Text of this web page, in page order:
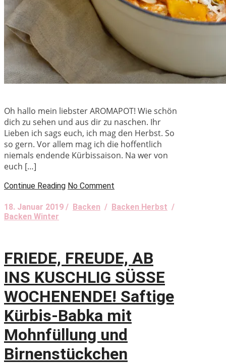
Oh hallo mein liebster AROMAPOT! Wie schön
dich zu sehen und aus dir zu naschen. Ihr
Lieben ich sags euch, ich mag den Herbst. So
so gern. Vor allem mag ich die hoffentlich
niemals endende Kürbissaison. Na wer von
euch […]
Continue Reading No Comment
18. Januar 2019 / Backen / Backen Herbst /
Backen Winter
FRIEDE, FREUDE, AB
INS KUSCHLIG SÜSSE
WOCHENENDE! Saftige
Kürbis-Babka mit
Mohnfüllung und
Birnenstückchen